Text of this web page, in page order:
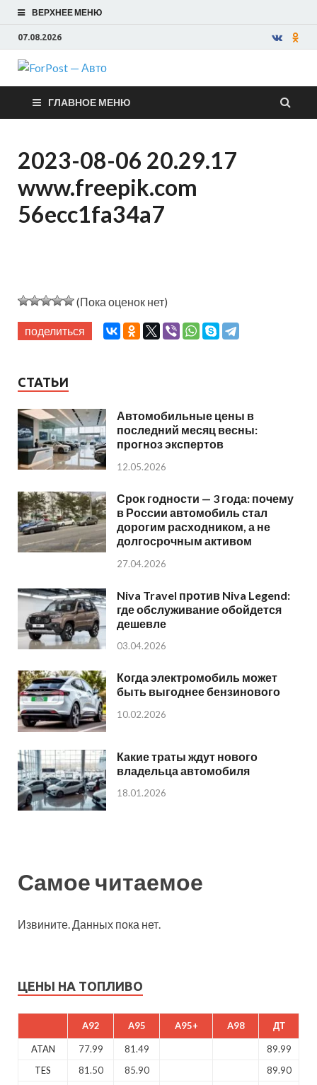
ВЕРХНЕЕ МЕНЮ
07.08.2026
ForPost —
Авто
ГЛАВНОЕ МЕНЮ
2023-08-06 20.29.17
www.freepik.com
56ecc1fa34a7
(Пока оценок нет)
поделиться
СТАТЬИ
Автомобильные цены в
последний месяц весны:
прогноз экспертов
12.05.2026
Срок годности — 3 года: почему
в России автомобиль стал
дорогим расходником, а не
долгосрочным активом
27.04.2026
Niva Travel против Niva Legend:
где обслуживание обойдется
дешевле
03.04.2026
Когда электромобиль может
быть выгоднее бензинового
10.02.2026
Какие траты ждут нового
владельца автомобиля
18.01.2026
Самое читаемое
Извините. Данных пока нет.
ЦЕНЫ НА ТОПЛИВО
A92 A95 A95+ A98 ДТ
ATAN 77.99 81.49
89.99
TES
81.50 85.90
89.90